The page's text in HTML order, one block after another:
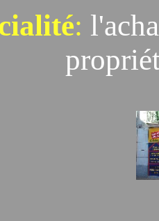
: